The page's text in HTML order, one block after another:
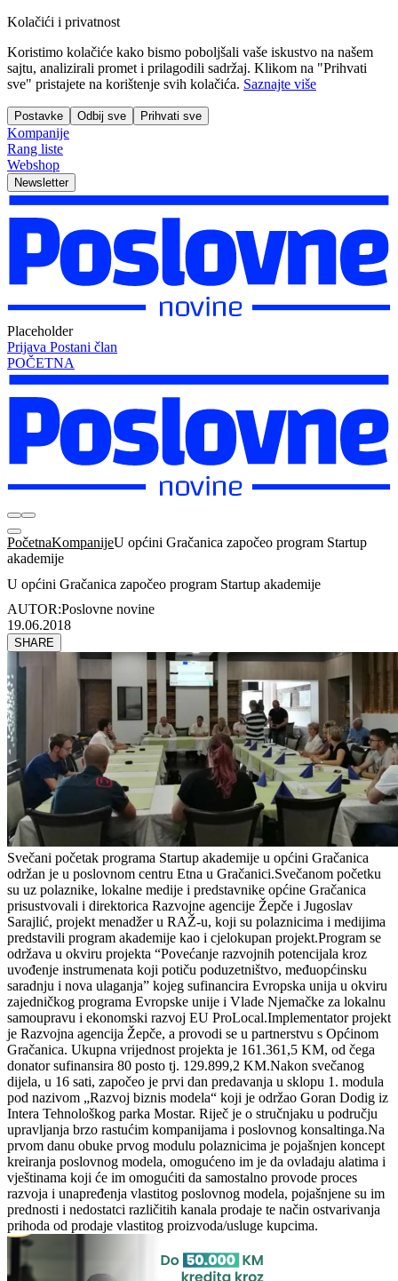
Kolačići i privatnost
Koristimo kolačiće kako bismo poboljšali vaše iskustvo na našem
sajtu, analizirali promet i prilagodili sadržaj. Klikom na "Prihvati
sve" pristajete na korištenje svih kolačića. Saznajte više
Postavke Odbij sve Prihvati sve
Kompanije
Rang liste
Webshop
Newsletter
Placeholder
Prijava Postani član
POČETNA
PočetnaKompanijeU općini Gračanica započeo program Startup
akademije
U općini Gračanica započeo program Startup akademije
AUTOR:Poslovne novine
19.06.2018
SHARE
Svečani početak programa Startup akademije u općini Gračanica
održan je u poslovnom centru Etna u Gračanici.Svečanom početku
su uz polaznike, lokalne medije i predstavnike općine Gračanica
prisustvovali i direktorica Razvojne agencije Žepče i Jugoslav
Sarajlić, projekt menadžer u RAŽ-u, koji su polaznicima i medijima
predstavili program akademije kao i cjelokupan projekt.Program se
održava u okviru projekta “Povećanje razvojnih potencijala kroz
uvođenje instrumenata koji potiču poduzetništvo, međuopćinsku
saradnju i nova ulaganja” kojeg sufinancira Evropska unija u okviru
zajedničkog programa Evropske unije i Vlade Njemačke za lokalnu
samoupravu i ekonomski razvoj EU ProLocal.Implementator projekt
je Razvojna agencija Žepče, a provodi se u partnerstvu s Općinom
Gračanica. Ukupna vrijednost projekta je 161.361,5 KM, od čega
donator sufinansira 80 posto tj. 129.899,2 KM.Nakon svečanog
dijela, u 16 sati, započeo je prvi dan predavanja u sklopu 1. modula
pod nazivom „Razvoj biznis modela“ koji je održao Goran Dodig iz
Intera Tehnološkog parka Mostar. Riječ je o stručnjaku u području
upravljanja brzo rastućim kompanijama i poslovnog konsaltinga.Na
prvom danu obuke prvog modulu polaznicima je pojašnjen koncept
kreiranja poslovnog modela, omogućeno im je da ovladaju alatima i
vještinama koji će im omogućiti da samostalno provode proces
razvoja i unapređenja vlastitog poslovnog modela, pojašnjene su im
prednosti i nedostatci različitih kanala prodaje te način ostvarivanja
prihoda od prodaje vlastitog proizvoda/usluge kupcima.